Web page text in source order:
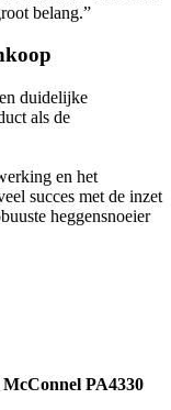
belang.”
duidelijke
als de
en het
succes met de inzet
heggensnoeier
PA4330